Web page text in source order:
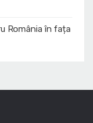
România în fața